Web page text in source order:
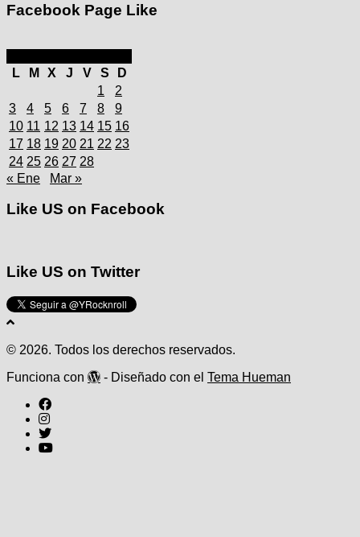
Facebook Page Like
L
M X J V S
D
1
2
3
4 5 6 7 8
9
10 11 12 13 14 15 16
17 18 19 20 21 22 23
24 25 26 27 28
« Ene
Mar »
Like US on Facebook
Like US on Twitter
© 2026. Todos los derechos reservados.
Funciona con
- Diseñado con el Tema Hueman